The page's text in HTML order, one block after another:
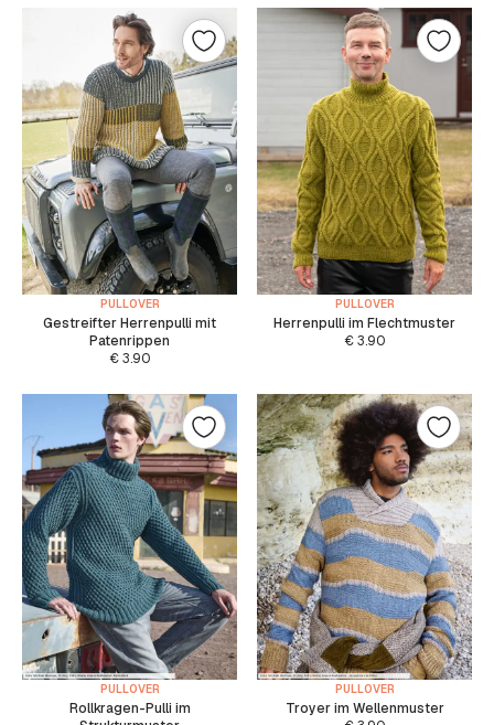
PULLOVER
Gestreifter Herrenpulli mit
Patenrippen
€3.90
PULLOVER
Herrenpulli im Flechtmuster
€3.90
PULLOVER
Rollkragen-Pulli im
PULLOVER
Troyer im Wellenmuster